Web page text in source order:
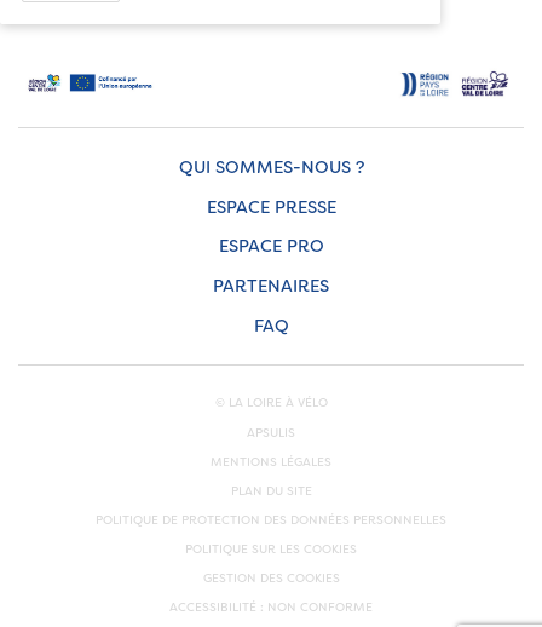
QUI SOMMES-NOUS ?
ESPACE PRESSE
ESPACE PRO
PARTENAIRES
FAQ
© LA LOIRE À VÉLO
APSULIS
MENTIONS LÉGALES
PLAN DU SITE
POLITIQUE DE PROTECTION DES DONNÉES PERSONNELLES
POLITIQUE SUR LES COOKIES
GESTION DES COOKIES
ACCESSIBILITÉ : NON CONFORME